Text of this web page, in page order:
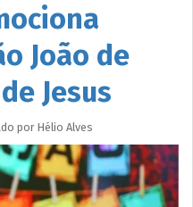
João de
Jesus
por Hélio Alves